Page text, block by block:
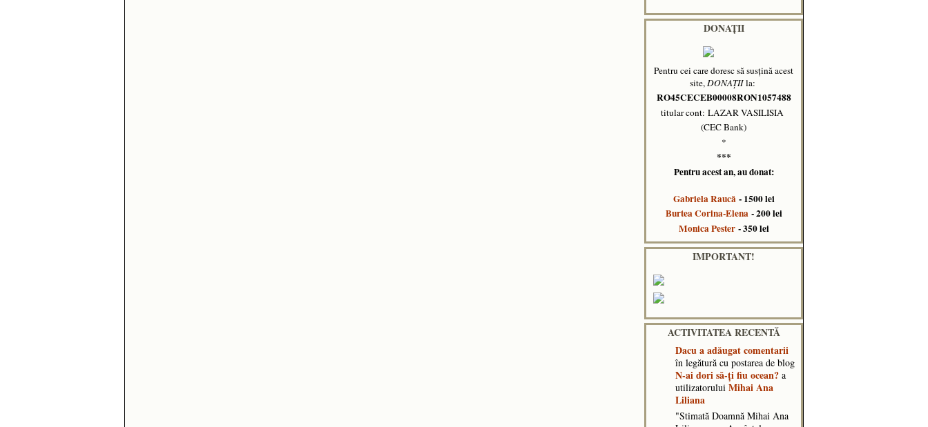
DONAȚII
Pentru cei care doresc să susțină acest
site, DONAȚIIla:
RO45CECEB00008RON1057488
titular cont: LAZAR VASILISIA
(CEC Bank)
*
***
Pentru acest an, au donat:
Gabriela Raucă- 1500 lei
Burtea Corina-Elena- 200 lei
Monica Pester- 350 lei
IMPORTANT!
ACTIVITATEA RECENTĂ
Dacua adăugat comentarii
în legătură cu postarea de blog
N-ai dori să-ți fiu ocean? a
utilizatorului Mihai Ana
Liliana
"Stimată Doamnă Mihai Ana